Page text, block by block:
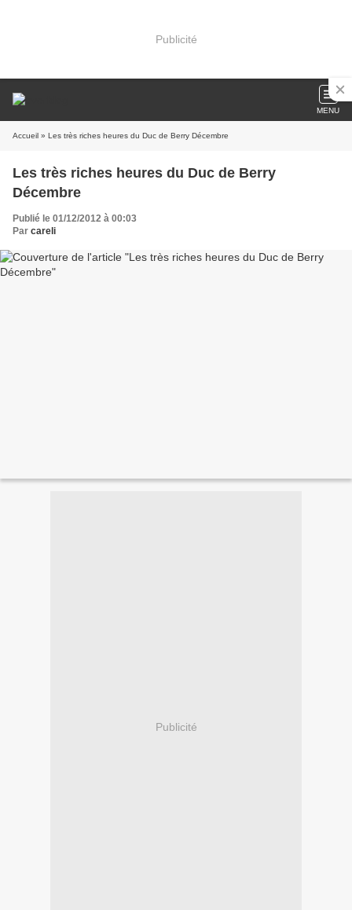
Publicité
MENU
Accueil » Les très riches heures du Duc de Berry Décembre
Les très riches heures du Duc de Berry
Décembre
Publié le 01/12/2012 à 00:03
Par careli
Publicité